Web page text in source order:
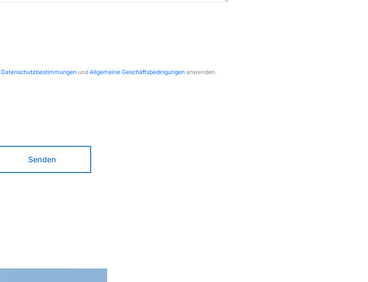
Datenschutzbestimmungen und Allgemeine Geschäftsbedingungen anwenden.
Senden